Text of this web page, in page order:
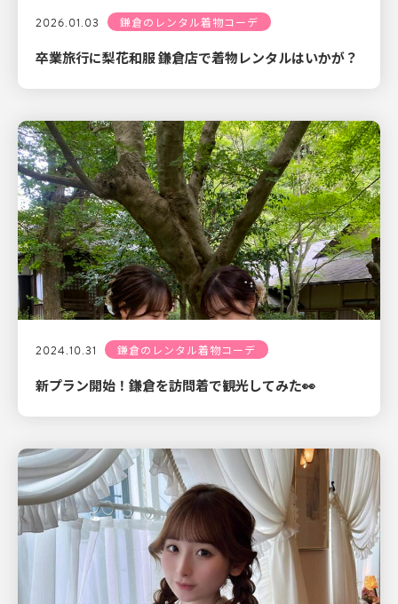
2026.01.03 鎌倉のレンタル着物コーデ
卒業旅行に梨花和服 鎌倉店で着物レンタルはいかが？
2024.10.31 鎌倉のレンタル着物コーデ
新プラン開始！鎌倉を訪問着で観光してみた👀